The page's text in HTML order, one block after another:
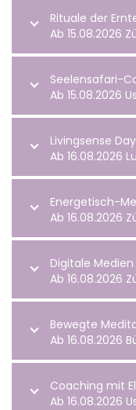
Rituale der
Ab 15.08.2026
Seelensafari-
Ab 15.08.2026
Livingsense Day
Ab 16.08.2026
Energetisch-
Ab 16.08.2026
Digitale
Ab 16.08.2026
Bewegte
Ab 16.08.2026
Coaching mit
Ab 16.08.2026